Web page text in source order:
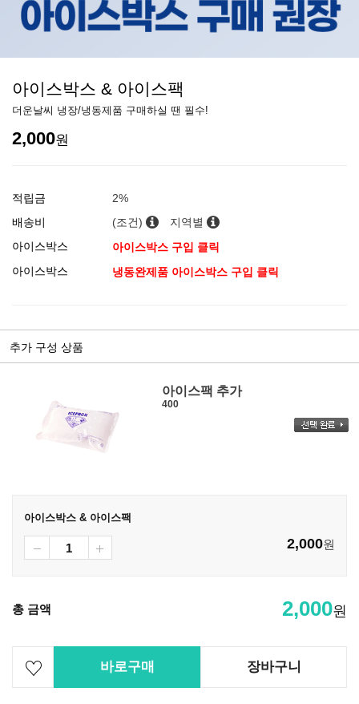
아이스박스 & 아이스팩
더운날씨 냉장/냉동제품 구매하실 땐 필수!
2,000원
적립금
2%
배송비
(조건)
지역별
아이스박스
아이스박스 구입 클릭
아이스박스
냉동완제품 아이스박스 구입 클릭
추가 구성 상품
아이스팩 추가
400
아이스박스 & 아이스팩
2,000원
총 금액 2,000원
바로구매 장바구니